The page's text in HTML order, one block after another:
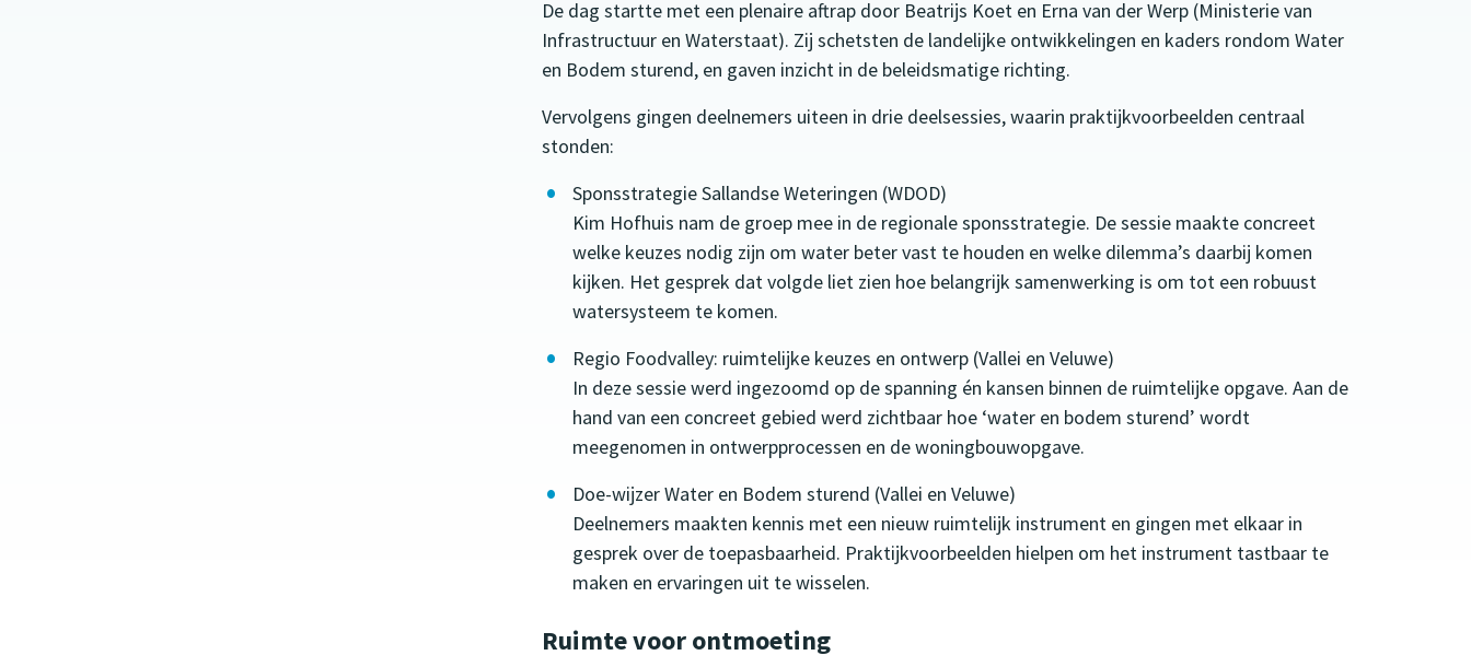
De dag startte met een plenaire aftrap door Beatrijs Koet en Erna van der Werp (Ministerie van
Infrastructuur en Waterstaat). Zij schetsten de landelijke ontwikkelingen en kaders rondom Water
en Bodem sturend, en gaven inzicht in de beleidsmatige richting.
Vervolgens gingen deelnemers uiteen in drie deelsessies, waarin praktijkvoorbeelden centraal
stonden:
Sponsstrategie Sallandse Weteringen (WDOD)
Kim Hofhuis nam de groep mee in de regionale sponsstrategie. De sessie maakte concreet
welke keuzes nodig zijn om water beter vast te houden en welke dilemma’s daarbij komen
kijken. Het gesprek dat volgde liet zien hoe belangrijk samenwerking is om tot een robuust
watersysteem te komen.
Regio Foodvalley: ruimtelijke keuzes en ontwerp (Vallei en Veluwe)
In deze sessie werd ingezoomd op de spanning én kansen binnen de ruimtelijke opgave. Aan de
hand van een concreet gebied werd zichtbaar hoe ‘water en bodem sturend’ wordt
meegenomen in ontwerpprocessen en de woningbouwopgave.
Doe-wijzer Water en Bodem sturend (Vallei en Veluwe)
Deelnemers maakten kennis met een nieuw ruimtelijk instrument en gingen met elkaar in
gesprek over de toepasbaarheid. Praktijkvoorbeelden hielpen om het instrument tastbaar te
maken en ervaringen uit te wisselen.
Ruimte voor ontmoeting